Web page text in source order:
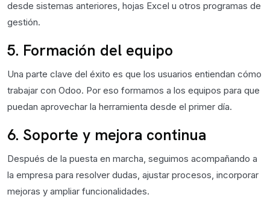
desde sistemas anteriores, hojas Excel u otros programas de
gestión.
5. Formación del equipo
Una parte clave del éxito es que los usuarios entiendan cómo
trabajar con Odoo. Por eso formamos a los equipos para que
puedan aprovechar la herramienta desde el primer día.
6. Soporte y mejora continua
Después de la puesta en marcha, seguimos acompañando a
la empresa para resolver dudas, ajustar procesos, incorporar
mejoras y ampliar funcionalidades.